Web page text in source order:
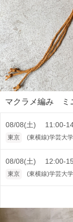
マクラメ編み ミ
08/08(土) 11:00-
東京 (東横線)学芸大
08/08(土) 12:00-
東京 (東横線)学芸大